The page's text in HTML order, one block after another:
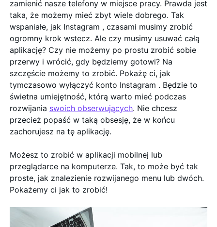
zamienić nasze telefony w miejsce pracy. Prawda jest
taka, że możemy mieć zbyt wiele dobrego. Tak
wspaniałe, jak Instagram , czasami musimy zrobić
ogromny krok wstecz. Ale czy musimy usuwać całą
aplikację? Czy nie możemy po prostu zrobić sobie
przerwy i wrócić, gdy będziemy gotowi? Na
szczęście możemy to zrobić. Pokażę ci, jak
tymczasowo wyłączyć konto Instagram . Będzie to
świetna umiejętność, którą warto mieć podczas
rozwijania swoich obserwujących. Nie chcesz
przecież popaść w taką obsesję, że w końcu
zachorujesz na tę aplikację.
Możesz to zrobić w aplikacji mobilnej lub
przeglądarce na komputerze. Tak, to może być tak
proste, jak znalezienie rozwijanego menu lub dwóch.
Pokażemy ci jak to zrobić!